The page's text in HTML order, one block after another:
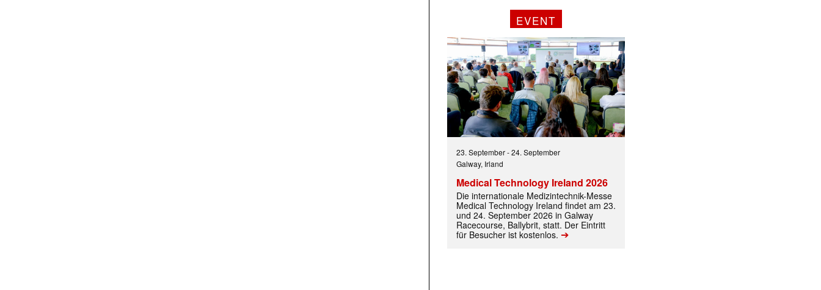
Mit dem |transkript-Newsletter jede Woche aktuell informiert.
EVENT
23. September-24. September
Galway, Irland
Medical Technology Ireland 2026
Die internationale Medizintechnik-Messe
Medical Technology Ireland findet am 23.
und 24. September 2026 in Galway
Racecourse, Ballybrit, statt. Der Eintritt
für Besucher ist kostenlos. ➔